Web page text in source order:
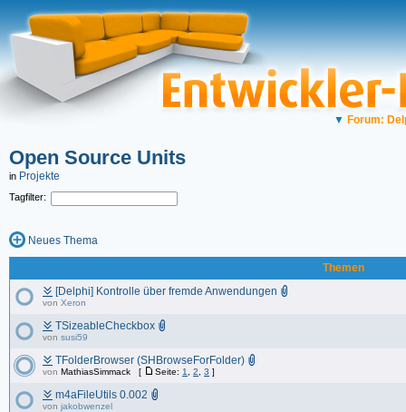
▼ Forum:
Open Source Units
in Projekte
Tagfilter:
Neues Thema
Themen
[Delphi] Kontrolle über fremde Anwendungen
von Xeron
TSizeableCheckbox
von susi59
TFolderBrowser (SHBrowseForFolder)
von MathiasSimmack [ Seite: 1 2 3 ]
m4aFileUtils 0.002
von jakobwenzel